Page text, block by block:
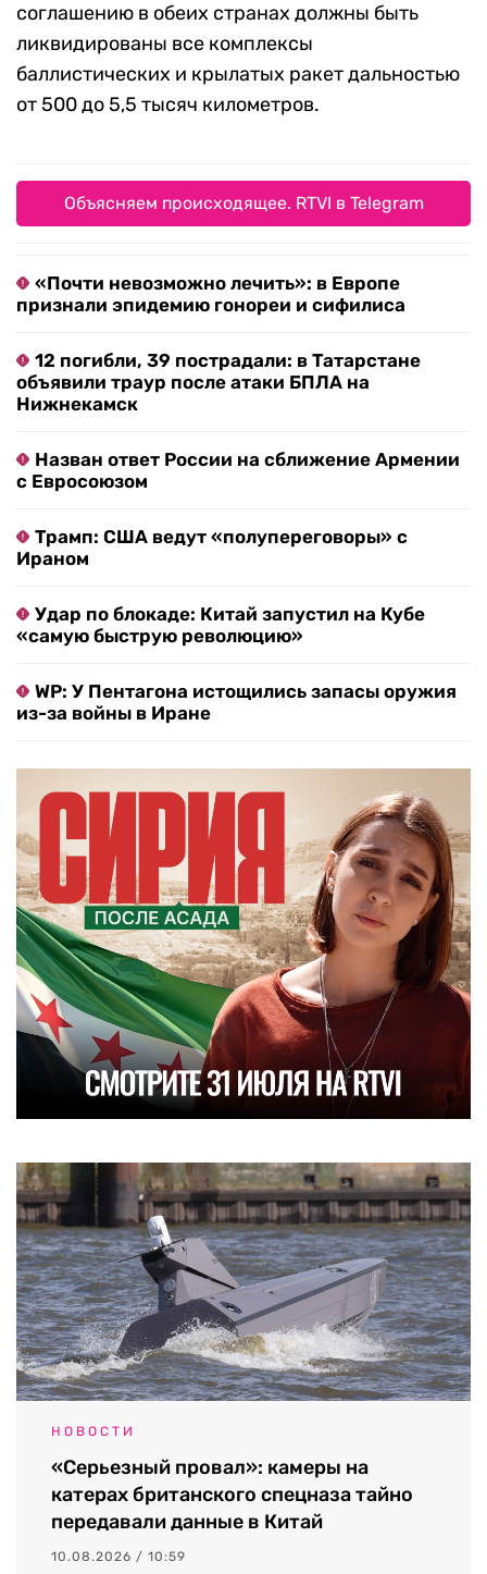
соглашению в обеих странах должны быть
ликвидированы все комплексы
баллистических и крылатых ракет дальностью
от 500 до 5,5 тысяч километров.
Объясняем происходящее. RTVI в Telegram
«Почти невозможно лечить»: в Европе
признали эпидемию гонореи и сифилиса
12 погибли, 39 пострадали: в Татарстане
объявили траур после атаки БПЛА на
Нижнекамск
Назван ответ России на сближение Армении
с Евросоюзом
Трамп: США ведут «полупереговоры» с
Ираном
Удар по блокаде: Китай запустил на Кубе
«самую быструю революцию»
WP: У Пентагона истощились запасы оружия
из-за войны в Иране
НОВОСТИ
«Серьезный провал»: камеры на
катерах британского спецназа тайно
передавали данные в Китай
10.08.2026 / 10:59